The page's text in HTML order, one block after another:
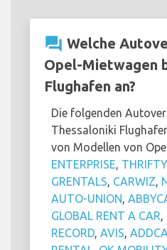
question_answer Welche
Opel-Mietwagen
Flughafen an?
Die folgenden
Thessaloniki
von Modellen von
ENTERPRISE THRIFTY
GRENTALS CARWIZ
AUTO-UNION
GLOBAL RENT A CAR
RECORD AVIS